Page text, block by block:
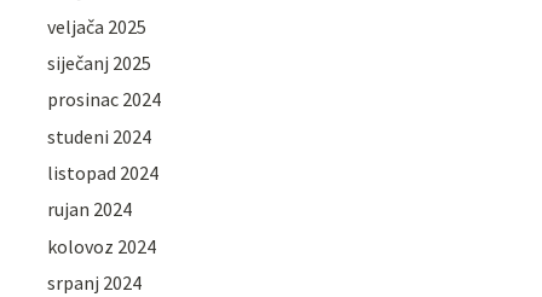
veljača 2025
siječanj 2025
prosinac 2024
studeni 2024
listopad 2024
rujan 2024
kolovoz 2024
srpanj 2024